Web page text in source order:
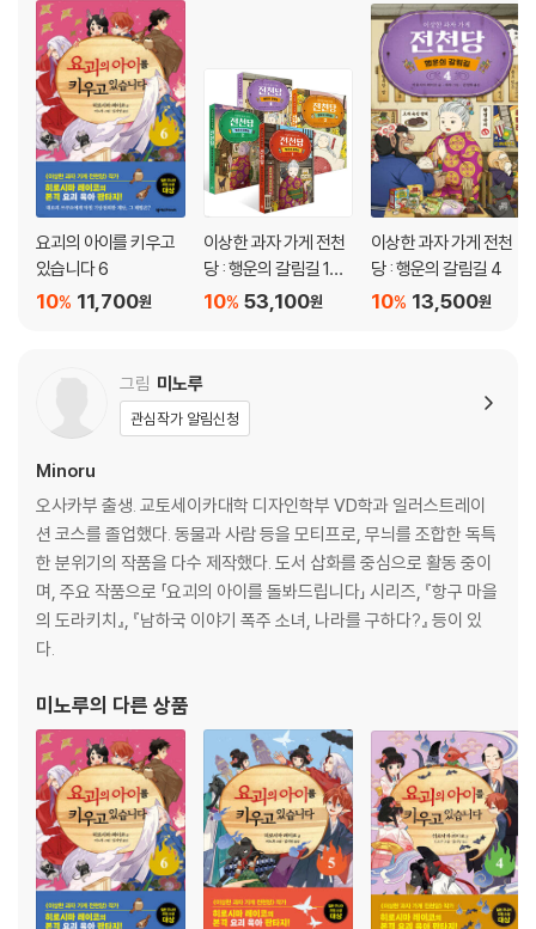
정된 요괴 등장 작품 두 편 수록까지!
히로시마 레이코의 요괴 육아 판타지 소설 『요괴의 아이를 키우고 있습니
다 3』이 출간되었다. 센야의 영혼을 간직한 요괴 아이 센키치와 요괴 돌보
미 야스케 앞에 새로운 모험이 펼쳐진다. 친숙하고 귀여운 요괴 캐릭터와
흥미진진한 에피소드로 전 세계 수많은 독자들의 마음을 사로잡은 히로시
마 레이코 월드로 다시 한번 빠져들어 보자.
[도서] 요괴의 아이를 키우고 있습니다 4
국내 판타지 1위 작가 히로시마 레이코의 본격 요괴 육아 판타지
『요괴의 아이를 돌봐드립니다』 시리즈가 시즌 2로 돌아왔다!
요괴 봉행소 동쪽 지궁의 봉행, 쓰쿠요
요묘족의 공주, 오미쓰
무쇠 도롱뇽 일족의 우두머리, 하지카미까지!
요괴들을 노리는 수상한 인간을 잡기 위해
대요괴 넷의 힘이 하나로 뭉쳤다!
히로시마 레이코의 요괴 육아 판타지 소설 『요괴의 아이를 키우고 있습니
미 야스케 앞에 새로운 모험이 펼쳐진다. 친숙하고 귀여운 요괴 캐릭터와
흥미진진한 에피소드로 전 세계 수많은 독자들의 마음을 사로잡은 히로시
마 레이코 월드로 다시 한번 빠져들어 보자.
[도서] 요괴의 아이를 키우고 있습니다 5
국내 판타지 1위 작가 히로시마 레이코의 본격 요괴 육아 판타지
『요괴의 아이를 돌봐드립니다』 시리즈가 시즌 2로 돌아왔다!
에필로그
첫 만남
부모들의 밤샘
『요괴의 아이를 키우고 있습니다 3』
서장
처마 밑에 서 있는 것
길을 잃은 수세미
반딧불이 구경
비밀의 차 친구
연말맞이 떡 찧기
쓰즈미마루의 털
『요괴의 아이를 키우고 있습니다 4』
서장
센키치의 소원
구로모리가 맡긴 아이
하지카미
규조의 딸
진실
사쿠노미야의 경고
강한 힘을 찾아서
대요괴의 힘
『요괴의 아이를 키우고 있습니다 5』
〈행방불명된 중매쟁이〉
프롤로그
요괴의 아이를 키우고
있습니다 6
11,700원
10%
이상한 과자 가게 전천
당 : 행운의 갈림길 1~4
권 세트53,100원
10%
이상한 과자 가게 전천
당 : 행운의 갈림길 4
13,500원
10%
그림 미노루
관심작가 알림신청
Minoru
오사카부 출생. 교토세이카대학 디자인학부 VD학과 일러스트레이
션 코스를 졸업했다. 동물과 사람 등을 모티프로, 무늬를 조합한 독특
한 분위기의 작품을 다수 제작했다. 도서 삽화를 중심으로 활동 중이
며, 주요 작품으로 「요괴의 아이를 돌봐드립니다」 시리즈, 『항구 마을
의 도라키치』, 『남하국 이야기 폭주 소녀, 나라를 구하다?』 등이 있
다.
미노루의 다른 상품